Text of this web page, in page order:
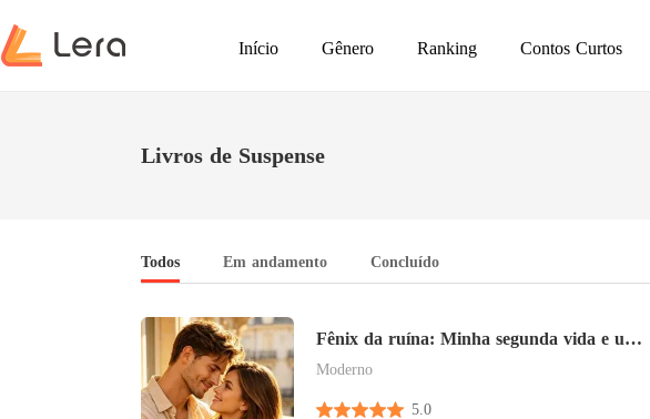
Início Gênero Ranking Contos Curtos
Livros de Suspense
Todos Em andamento Concluído
Fênix da ruína: Minha segunda vida e um
homem melhor
Moderno
5.0